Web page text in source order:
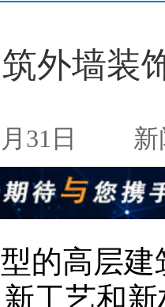
外墙装
月31日 新
的高层
工艺和